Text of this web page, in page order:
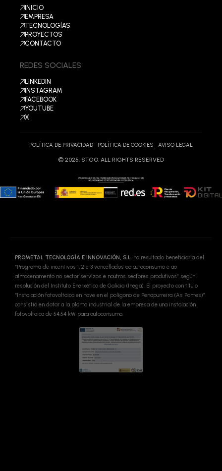
INICIO
EMPRESA
TECNOLOGÍAS
PROYECTOS
CONTACTO
REDES SOCIALES
LINKEDIN
INSTAGRAM
FACEBOOK
YOUTUBE
X
POLÍTICA DE PRIVACIDAD POLÍTICA DE COOKIES AVISO LEGAL
PROMETAL TECNOLOGÍA E INNOVACIÓN, S.L. ha resultado beneficiaria del
“Programa de incentivos 1, 2 e 3 vencellados ao autoconsumo e ao
almacenamento no sector servizos e noutros sectores produtivos” según
resolución del Instituto Enerxético de Galicia (Inega). El proyecto con título
“Instalación fotovoltaica en nave en el polígono de Penapurreira (As Pontes)”
consistió en dotar a la planta industrial de la empresa de una instalación
fotovoltaica de 54,54 kW para autoconsumo.